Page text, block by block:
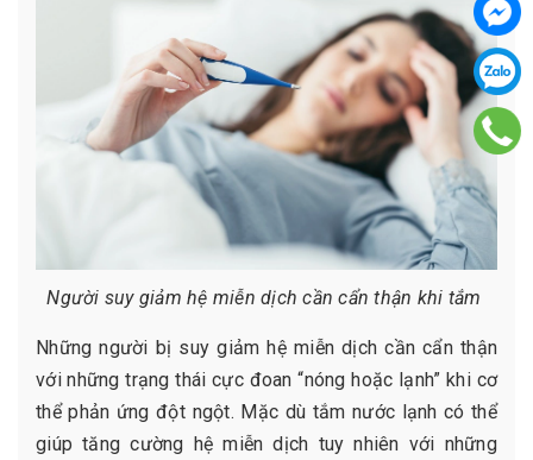
Người suy giảm hệ miễn dịch cần cẩn thận khi tắm
Những người bị suy giảm hệ miễn dịch cần cẩn thận
với những trạng thái cực đoan “nóng hoặc lạnh” khi cơ
thể phản ứng đột ngột. Mặc dù tắm nước lạnh có thể
giúp tăng cường hệ miễn dịch tuy nhiên với những